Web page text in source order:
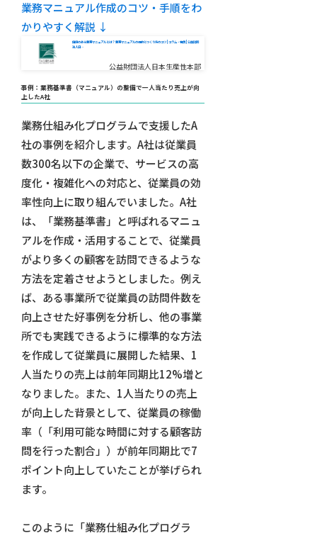
業務マニュアル作成のコツ・手順をわ
かりやすく解説 ↓
価値のある業務マニュアルとは？ 業務マニュアルの目的とつくり方のコツ | コラム・事例 | 公益財団
法人日…
公益財団法人日本生産性本部
事例：業務基準書（マニュアル）の整備で一人当たり売上が向
上したA社
業務仕組み化プログラムで支援したA
社の事例を紹介します。A社は従業員
数300名以下の企業で、サービスの高
度化・複雑化への対応と、従業員の効
率性向上に取り組んでいました。A社
は、「業務基準書」と呼ばれるマニュ
アルを作成・活用することで、従業員
がより多くの顧客を訪問できるような
方法を定着させようとしました。例え
ば、ある事業所で従業員の訪問件数を
向上させた好事例を分析し、他の事業
所でも実践できるように標準的な方法
を作成して従業員に展開した結果、1
人当たりの売上は前年同期比12%増と
なりました。また、1人当たりの売上
が向上した背景として、従業員の稼働
率（「利用可能な時間に対する顧客訪
問を行った割合」）が前年同期比で7
ポイント向上していたことが挙げられ
ます。
このように「業務仕組み化プログラ